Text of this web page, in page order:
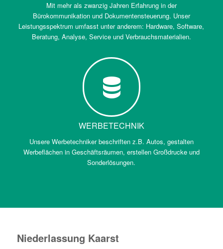
Mit mehr als zwanzig Jahren Erfahrung in der
Bürokommunikation und Dokumentensteuerung. Unser
Leistungsspektrum umfasst unter anderem: Hardware, Software,
Beratung, Analyse, Service und Verbrauchsmaterialien.
WERBETECHNIK
Unsere Werbetechniker beschriften z.B. Autos, gestalten
Werbeflächen in Geschäftsräumen, erstellen Großdrucke und
Sonderlösungen.
Niederlassung Kaarst